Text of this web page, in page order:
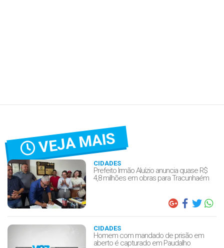
VEJA MAIS
CIDADES
Prefeito Irmão Aluízio anuncia quase R$
4,8 milhões em obras para Tracunhaém
CIDADES
Homem com mandado de prisão em
aberto é capturado em Paudalho